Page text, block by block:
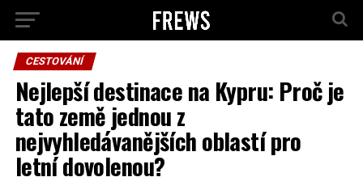
CESTOVÁNÍ
Nejlepší destinace na Kypru: Proč je
tato země jednou z
nejvyhledávanějších oblastí pro
letní dovolenou?